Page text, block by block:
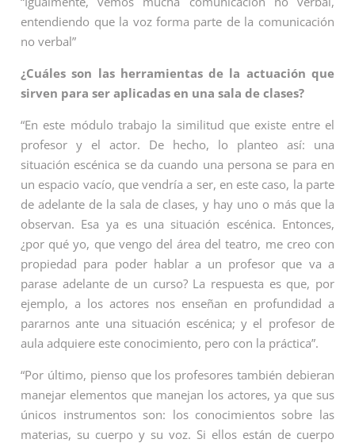
entendiendo que la voz forma parte de la comunicación
no verbal”
¿Cuáles son las herramientas de la actuación que
sirven para ser aplicadas en una sala de clases?
“En este módulo trabajo la similitud que existe entre el
profesor y el actor. De hecho, lo planteo así: una
situación escénica se da cuando una persona se para en
un espacio vacío, que vendría a ser, en este caso, la parte
de adelante de la sala de clases, y hay uno o más que la
observan. Esa ya es una situación escénica. Entonces,
¿por qué yo, que vengo del área del teatro, me creo con
propiedad para poder hablar a un profesor que va a
parase adelante de un curso? La respuesta es que, por
ejemplo, a los actores nos enseñan en profundidad a
pararnos ante una situación escénica; y el profesor de
aula adquiere este conocimiento, pero con la práctica”.
“Por último, pienso que los profesores también debieran
manejar elementos que manejan los actores, ya que sus
únicos instrumentos son: los conocimientos sobre las
materias, su cuerpo y su voz. Si ellos están de cuerpo